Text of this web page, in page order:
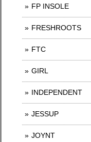
FP INSOLE
FRESHROOTS
FTC
GIRL
INDEPENDENT
JESSUP
JOYNT